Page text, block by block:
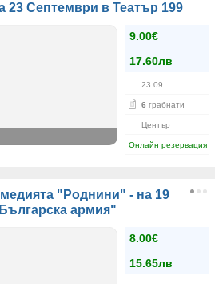
23 Септември в Театър 199
9.00€
17.60лв
23.09
6 грабнати
Център
Онлайн резервация
"Роднини" - на 19
армия"
8.00€
15.65лв